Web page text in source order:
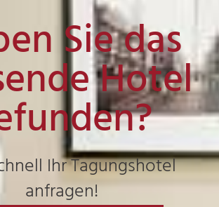
Sie das
Hotel
Ihr Tagungshotel
anfragen!